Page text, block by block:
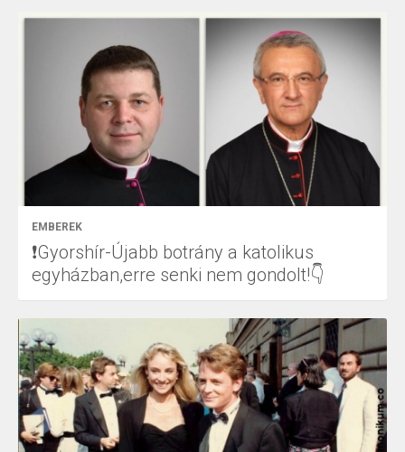
EMBEREK
❗Gyorshír-Újabb botrány a katolikus
egyházban,erre senki nem gondolt!👇